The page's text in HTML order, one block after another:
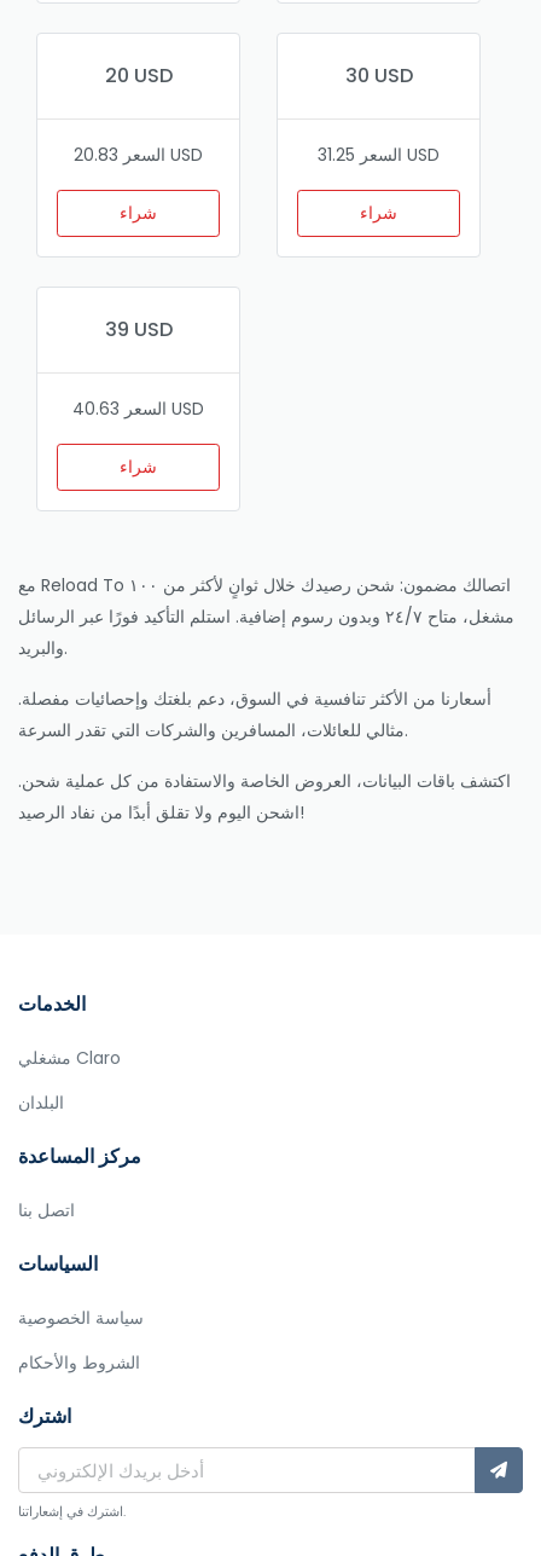
20 USD
السعر 20.83 USD
شراء
30 USD
السعر 31.25 USD
شراء
39 USD
السعر 40.63 USD
شراء
مع Reload To اتصالك مضمون: شحن رصيدك خلال ثوانٍ لأكثر من ١٠٠
مشغل، متاح ٢٤/٧ وبدون رسوم إضافية. استلم التأكيد فورًا عبر الرسائل
والبريد.
أسعارنا من الأكثر تنافسية في السوق، دعم بلغتك وإحصائيات مفصلة.
مثالي للعائلات، المسافرين والشركات التي تقدر السرعة.
اكتشف باقات البيانات، العروض الخاصة والاستفادة من كل عملية شحن.
اشحن اليوم ولا تقلق أبدًا من نفاد الرصيد!
الخدمات
مشغلي Claro
البلدان
مركز المساعدة
اتصل بنا
السياسات
سياسة الخصوصية
الشروط والأحكام
اشترك
اشترك في إشعاراتنا.